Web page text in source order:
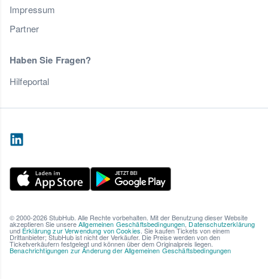
Impressum
Partner
Haben Sie Fragen?
Hilfeportal
© 2000-2026 StubHub. Alle Rechte vorbehalten. Mit der Benutzung dieser Website
akzeptieren Sie unsereAllgemeinen Geschäftsbedingungen, Datenschutzerklärung
und Erklärung zur Verwendung von Cookies. Sie kaufen Tickets von einem
Drittanbieter; StubHub ist nicht der Verkäufer. Die Preise werden von den
Ticketverkäufern festgelegt und können über dem Originalpreis liegen.
Benachrichtigungen zur Änderung der Allgemeinen Geschäftsbedingungen